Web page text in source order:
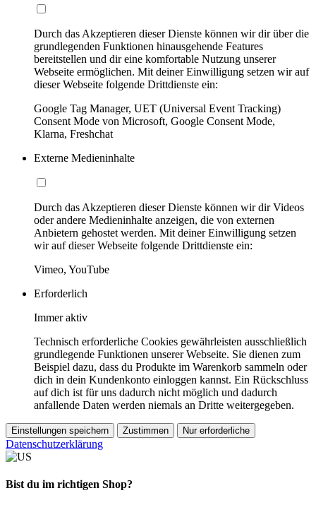
Durch das Akzeptieren dieser Dienste können wir dir über die
grundlegenden Funktionen hinausgehende Features
bereitstellen und dir eine komfortable Nutzung unserer
Webseite ermöglichen. Mit deiner Einwilligung setzen wir auf
dieser Webseite folgende Drittdienste ein:
Google Tag Manager, UET (Universal Event Tracking)
Consent Mode von Microsoft, Google Consent Mode,
Klarna, Freshchat
Externe Medieninhalte
Durch das Akzeptieren dieser Dienste können wir dir Videos
oder andere Medieninhalte anzeigen, die von externen
Anbietern gehostet werden. Mit deiner Einwilligung setzen
wir auf dieser Webseite folgende Drittdienste ein:
Vimeo, YouTube
Erforderlich
Immer aktiv
Technisch erforderliche Cookies gewährleisten ausschließlich
grundlegende Funktionen unserer Webseite. Sie dienen zum
Beispiel dazu, dass du Produkte im Warenkorb sammeln oder
dich in dein Kundenkonto einloggen kannst. Ein Rückschluss
auf dich ist für uns dadurch nicht möglich und dadurch
anfallende Daten werden niemals an Dritte weitergegeben.
Einstellungen speichern Zustimmen Nur erforderliche
Datenschutzerklärung
Bist du im richtigen Shop?